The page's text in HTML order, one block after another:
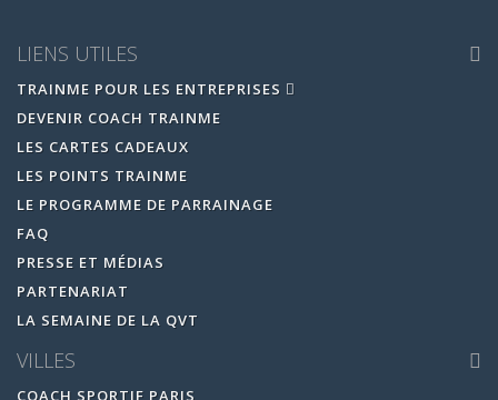
LIENS UTILES
TRAINME POUR LES ENTREPRISES
DEVENIR COACH TRAINME
LES CARTES CADEAUX
LES POINTS TRAINME
LE PROGRAMME DE PARRAINAGE
FAQ
PRESSE ET MÉDIAS
PARTENARIAT
LA SEMAINE DE LA QVT
VILLES
COACH SPORTIF PARIS